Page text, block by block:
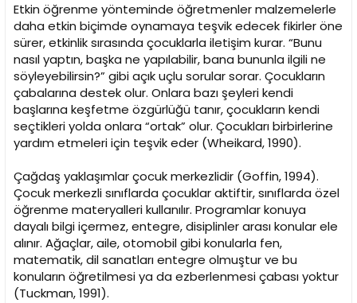
Etkin öğrenme yönteminde öğretmenler malzemelerle
daha etkin biçimde oynamaya teşvik edecek fikirler öne
sürer, etkinlik sırasında çocuklarla iletişim kurar. “Bunu
nasıl yaptın, başka ne yapılabilir, bana bununla ilgili ne
söyleyebilirsin?” gibi açık uçlu sorular sorar. Çocukların
çabalarına destek olur. Onlara bazı şeyleri kendi
başlarına keşfetme özgürlüğü tanır, çocukların kendi
seçtikleri yolda onlara “ortak” olur. Çocukları birbirlerine
yardım etmeleri için teşvik eder (Wheikard, 1990).
Çağdaş yaklaşımlar çocuk merkezlidir (Goffin, 1994).
Çocuk merkezli sınıflarda çocuklar aktiftir, sınıflarda özel
öğrenme materyalleri kullanılır. Programlar konuya
dayalı bilgi içermez, entegre, disiplinler arası konular ele
alınır. Ağaçlar, aile, otomobil gibi konularla fen,
matematik, dil sanatları entegre olmuştur ve bu
konuların öğretilmesi ya da ezberlenmesi çabası yoktur
(Tuckman, 1991).